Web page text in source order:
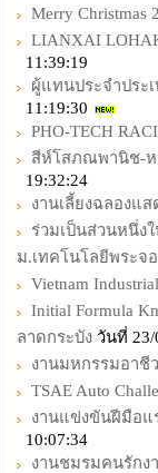
Merry Christmas
LIANXAI
11:39:19
ผู้แทนประจำประ
11:19:30
PHO-TECH
สีห์โสภณพานิช-หน่
19:32:24
งานเลี้ยงฉลองแ
ร่วมเป็นส่วนหนึ่ง
ม.เทคโนโลยีพระจ
Vietnam
Initial Formula
ลาดกระบัง วันที่
งานมหกรรมอาชี
TSAE Auto
งานแข่งขันฝีมือแ
10:07:34
งานชมรมคนรักง